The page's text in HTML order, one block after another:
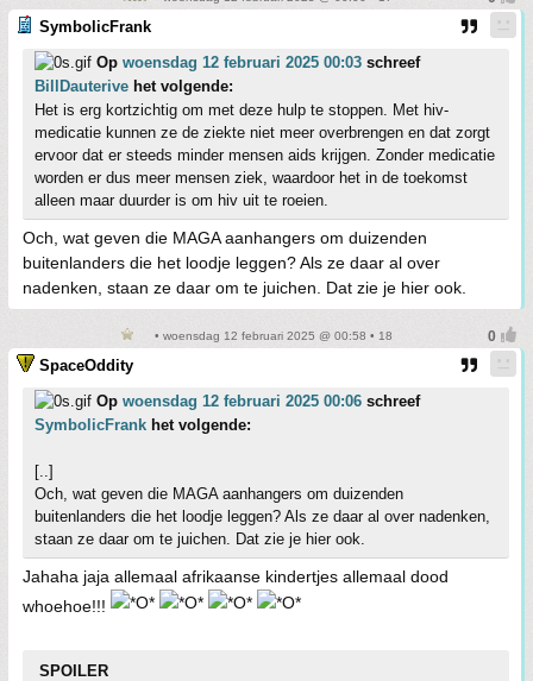
SymbolicFrank
Op woensdag 12 februari 2025 00:03 schreef
BillDauterive het volgende:
Het is erg kortzichtig om met deze hulp te stoppen. Met hiv-
medicatie kunnen ze de ziekte niet meer overbrengen en dat zorgt
ervoor dat er steeds minder mensen aids krijgen. Zonder medicatie
worden er dus meer mensen ziek, waardoor het in de toekomst
alleen maar duurder is om hiv uit te roeien.
Och, wat geven die MAGA aanhangers om duizenden
buitenlanders die het loodje leggen? Als ze daar al over
nadenken, staan ze daar om te juichen. Dat zie je hier ook.
• woensdag 12 februari 2025 @ 00:58 • 18
SpaceOddity
Op woensdag 12 februari 2025 00:06 schreef
SymbolicFrank het volgende:
[..]
Och, wat geven die MAGA aanhangers om duizenden
buitenlanders die het loodje leggen? Als ze daar al over nadenken,
staan ze daar om te juichen. Dat zie je hier ook.
Jahaha jaja allemaal afrikaanse kindertjes allemaal dood
whoehoe!!!
SPOILER